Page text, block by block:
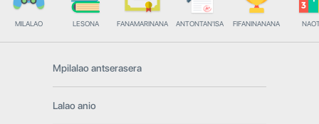
MILALAO LESONA FANAMARINANA ANTONTAN'ISA FIFANINANANA
Mpilalao antserasera
Lalao anio